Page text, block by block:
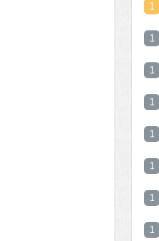
1
1
1
1
1
1
1
1